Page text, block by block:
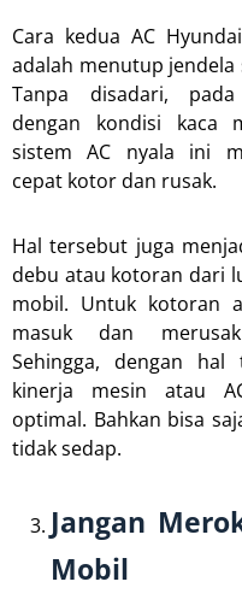
Cara kedua AC
adalah menutup jendela
Tanpa disadari,
dengan kondisi kaca
sistem AC nyala ini
cepat kotor dan rusak.
Hal tersebut juga
debu atau kotoran dari
mobil. Untuk kotoran
masuk dan
Sehingga, dengan hal
kinerja mesin atau
optimal. Bahkan bisa
tidak sedap.
Jangan
Mobil